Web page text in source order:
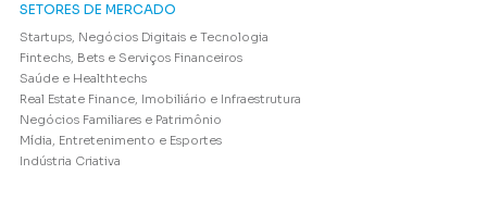
SETORES DE MERCADO
Startups, Negócios Digitais e Tecnologia
Fintechs, Bets e Serviços Financeiros
Saúde e Healthtechs
Real Estate Finance, Imobiliário e Infraestrutura
Negócios Familiares e Patrimônio
Mídia, Entretenimento e Esportes
Indústria Criativa